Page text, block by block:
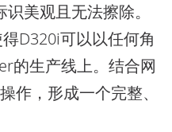
美观且无法擦除。
D320i可以以任何角
的生产线上。结合网
作，形成一个完整、